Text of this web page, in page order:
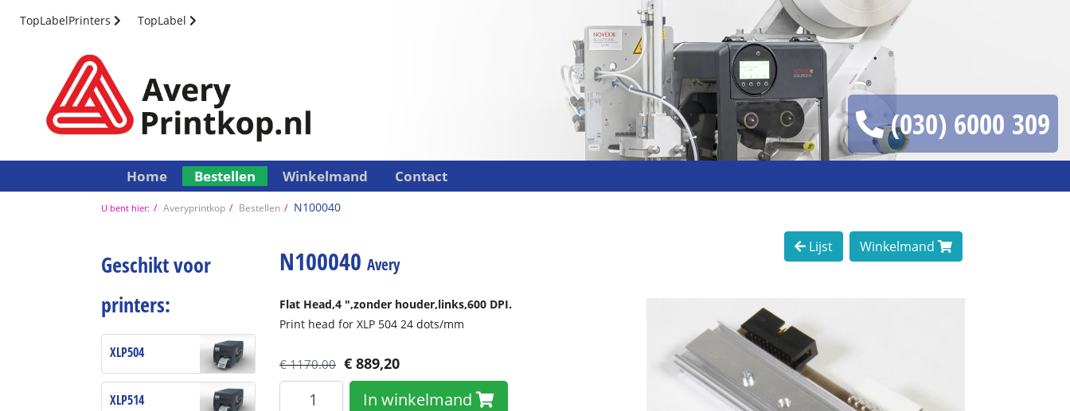
TopLabelPrinters TopLabel
(030) 6000 309
Home Bestellen Winkelmand Contact
U bent hier: Averyprintkop Bestellen N100040
Geschikt voor
printers:
XLP504
XLP514
Lijst Winkelmand
N100040 Avery
Flat Head,4 ",zonder houder,links,600 DPI.
Print head for XLP 504 24 dots/mm
€ 1170.00 € 889,20
In winkelmand